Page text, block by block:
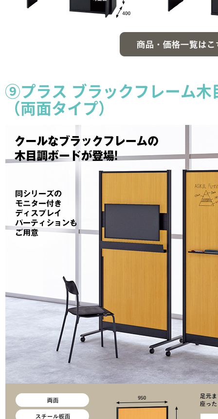
⑨プラス ブラックフレーム木
（両面タイプ）